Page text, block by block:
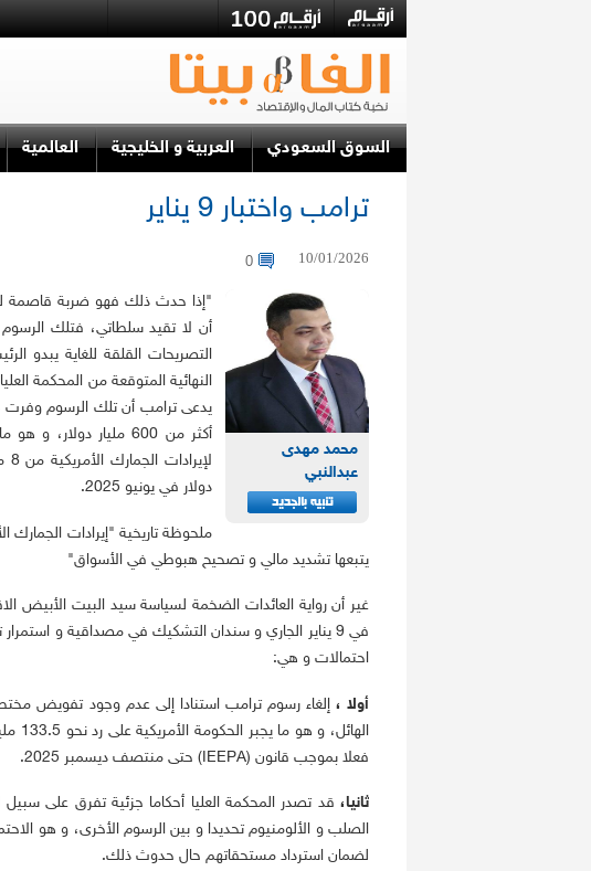
السوق السعودي العربية و الخليجية العالمية
ترامب واختبار 9 يناير
10/01/2026
0
محمد مهدى
عبدالنبي
"إذا حدث ذلك فهو ضربة قاصمة
أن لا تقيد سلطاتي، فتلك
التصريحات القلقة للغاية يبدو
أكثر من 600 مليار
دولار في يونيو 2025.
ملحوظة تاريخية "إيرادات الجمارك
يتبعها تشديد مالي و تصحيح هبوطي في الأسواق"
غير أن رواية العائدات الضخمة لسياسة سيد البيت الأبيض
في 9 يناير الجاري و سندان التشكيك في مصداقية و
احتمالات و هي:
أولا ، إلغاء رسوم ترامب استنادا إلى عدم وجود تفويض
فعلا بموجب قانون (IEEPA) حتى منتصف ديسمبر 2025.
ثانيا، قد تصدر المحكمة العليا أحكاما جزئية تفرق على
الصلب و الألومنيوم تحديدا و بين الرسوم الأخرى، و هو
لضمان استرداد مستحقاتهم حال حدوث ذلك.